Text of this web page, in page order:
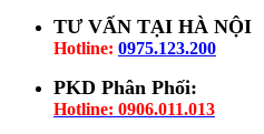
TƯ VẤN TẠI HÀ NỘI
Hotline: 0975.123.200
PKD Phân Phối:
Hotline: 0906.011.013